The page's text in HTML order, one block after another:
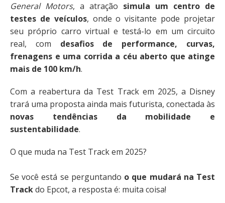
General Motors, a atração simula um centro de
testes de veículos, onde o visitante pode projetar
seu próprio carro virtual e testá-lo em um circuito
real, com desafios de performance, curvas,
frenagens e uma corrida a céu aberto que atinge
mais de 100 km/h.
Com a reabertura da Test Track em 2025, a Disney
trará uma proposta ainda mais futurista, conectada às
novas tendências da mobilidade e
sustentabilidade.
O que muda na Test Track em 2025?
Se você está se perguntando o que mudará na Test
Trackdo Epcot, a resposta é: muita coisa!